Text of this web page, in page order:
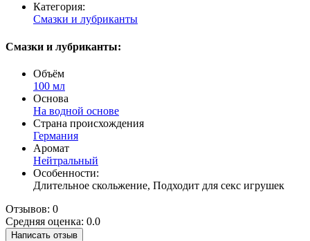
Категория:
Смазки и лубриканты
Смазки и лубриканты:
Объём
100 мл
Основа
На водной основе
Страна происхождения
Германия
Аромат
Нейтральный
Особенности:
Длительное скольжение, Подходит для секс игрушек
Отзывов: 0
Средняя оценка: 0.0
Написать отзыв